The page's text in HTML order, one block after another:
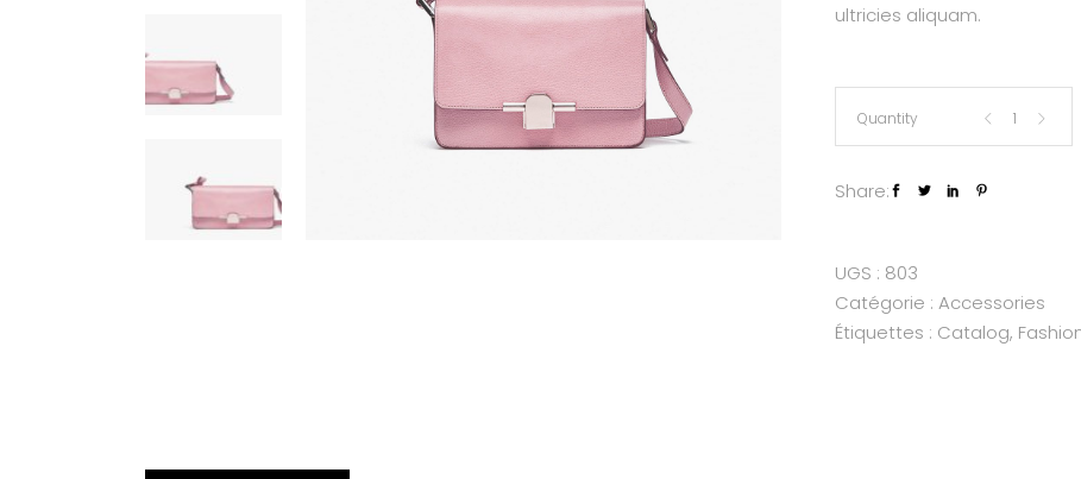
ultricies aliquam.
Citybag
Quantity
Share:
UGS : 803
Catégorie : Accessories
Étiquettes : Catalog,